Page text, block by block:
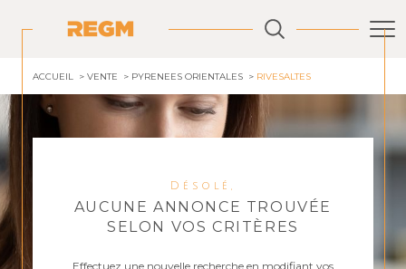
ACCUEIL VENTE PYRENEES ORIENTALES RIVESALTES
Désolé,
AUCUNE ANNONCE TROUVÉE
SELON VOS CRITÈRES
Effectuez une nouvelle recherche en modifiant vos